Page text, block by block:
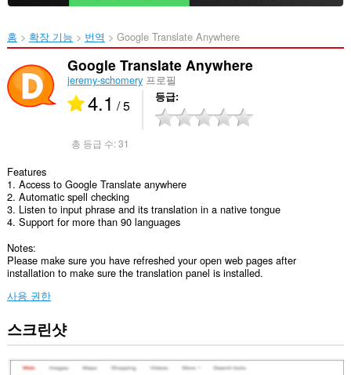
홈 확장 기능 번역 Google Translate Anywhere‎
Google Translate Anywhere
jeremy-schomery프로필
4.1 / 5 등급
총 등급 수:31
Features
1. Access to Google Translate anywhere
2. Automatic spell checking
3. Listen to input phrase and its translation in a native tongue
4. Support for more than 90 languages
Notes:
Please make sure you have refreshed your open web pages after
installation to make sure the translation panel is installed.
사용 권한
이
확
스크린샷